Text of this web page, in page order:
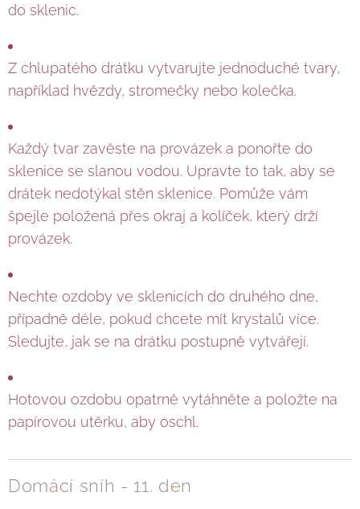
do sklenic.
Z chlupatého drátku vytvarujte jednoduché tvary,
například hvězdy, stromečky nebo kolečka.
Každý tvar zavěste na provázek a ponořte do
sklenice se slanou vodou. Upravte to tak, aby se
drátek nedotýkal stěn sklenice. Pomůže vám
špejle položená přes okraj a kolíček, který drží
provázek.
Nechte ozdoby ve sklenicích do druhého dne,
případně déle, pokud chcete mít krystalů více.
Sledujte, jak se na drátku postupně vytvářejí.
Hotovou ozdobu opatrně vytáhněte a položte na
papírovou utěrku, aby oschl.
Domácí sníh - 11. den